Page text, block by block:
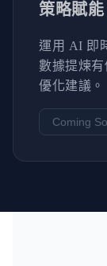
策略賦
運用 AI 即
數據提煉
優化建議。
Coming